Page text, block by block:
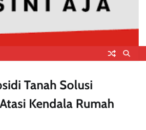
Tanah Solusi
Kendala Rumah